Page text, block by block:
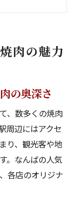
店の共通点
験
ばの人気店
ばの人気店
の人気店活
のなんばの
肉の魅力
の奥深さ
、数多くの焼肉
周辺にはアクセ
り、観光客や地
。なんばの人気
各店のオリジナ